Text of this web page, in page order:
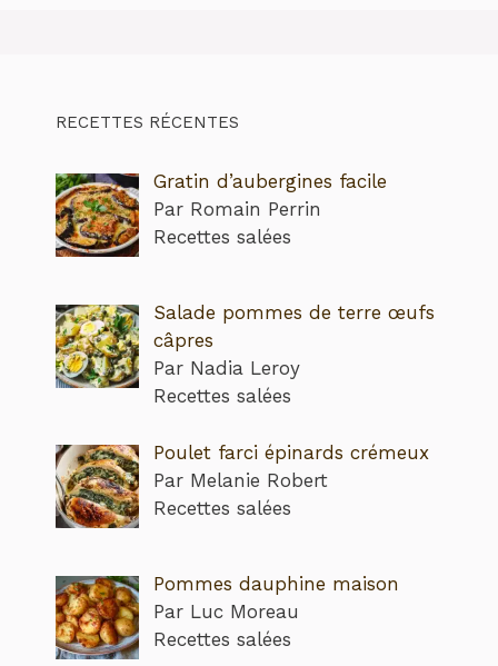
RECETTES RÉCENTES
Gratin d’aubergines facile
Par Romain Perrin
Recettes salées
Salade pommes de terre œufs
câpres
Par Nadia Leroy
Recettes salées
Poulet farci épinards crémeux
Par Melanie Robert
Recettes salées
Pommes dauphine maison
Par Luc Moreau
Recettes salées